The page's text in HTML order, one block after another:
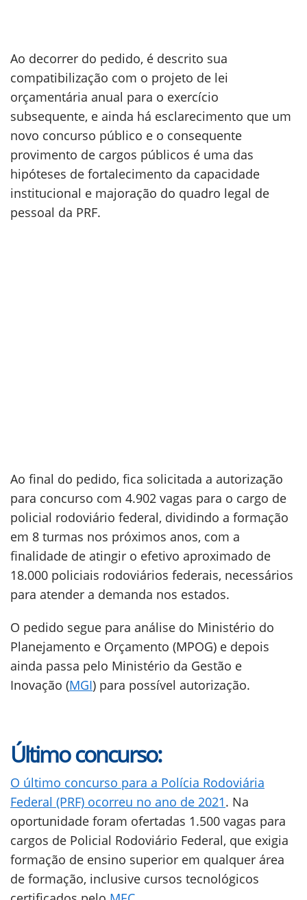
Ao decorrer do pedido, é descrito sua
compatibilização com o projeto de lei
orçamentária anual para o exercício
subsequente, e ainda há esclarecimento que um
novo concurso público e o consequente
provimento de cargos públicos é uma das
hipóteses de fortalecimento da capacidade
institucional e majoração do quadro legal de
pessoal da PRF.
Ao final do pedido, fica solicitada a autorização
para concurso com 4.902 vagas para o cargo de
policial rodoviário federal, dividindo a formação
em 8 turmas nos próximos anos, com a
finalidade de atingir o efetivo aproximado de
18.000 policiais rodoviários federais, necessários
para atender a demanda nos estados.
O pedido segue para análise do Ministério do
Planejamento e Orçamento (MPOG) e depois
ainda passa pelo Ministério da Gestão e
Inovação (MGI) para possível autorização.
Último concurso:
O último concurso para a Polícia Rodoviária
Federal (PRF) ocorreu no ano de 2021. Na
oportunidade foram ofertadas 1.500 vagas para
cargos de Policial Rodoviário Federal, que exigia
formação de ensino superior em qualquer área
de formação, inclusive cursos tecnológicos